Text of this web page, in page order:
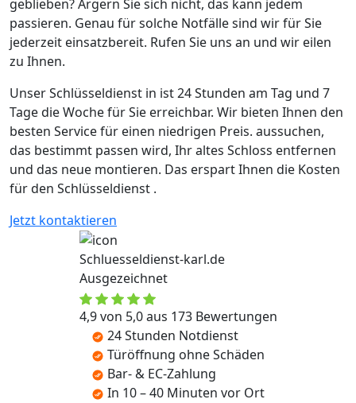
geblieben? Ärgern Sie sich nicht, das kann jedem
passieren. Genau für solche Notfälle sind wir für Sie
jederzeit einsatzbereit. Rufen Sie uns an und wir eilen
zu Ihnen.
Unser Schlüsseldienst in ist 24 Stunden am Tag und 7
Tage die Woche für Sie erreichbar. Wir bieten Ihnen den
besten Service für einen niedrigen Preis. aussuchen,
das bestimmt passen wird, Ihr altes Schloss entfernen
und das neue montieren. Das erspart Ihnen die Kosten
für den Schlüsseldienst .
Jetzt kontaktieren
Schluesseldienst-karl.de
Ausgezeichnet
4,9 von 5,0 aus 173 Bewertungen
24 Stunden Notdienst
Türöffnung ohne Schäden
Bar- & EC-Zahlung
In 10 – 40 Minuten vor Ort